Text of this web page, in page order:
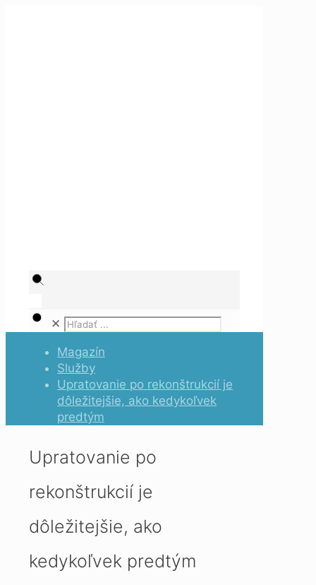
✕
Magazín
Služby
Upratovanie po rekonštrukcií je
dôležitejšie, ako kedykoľvek
predtým
Upratovanie po
rekonštrukcií je
dôležitejšie, ako
kedykoľvek predtým